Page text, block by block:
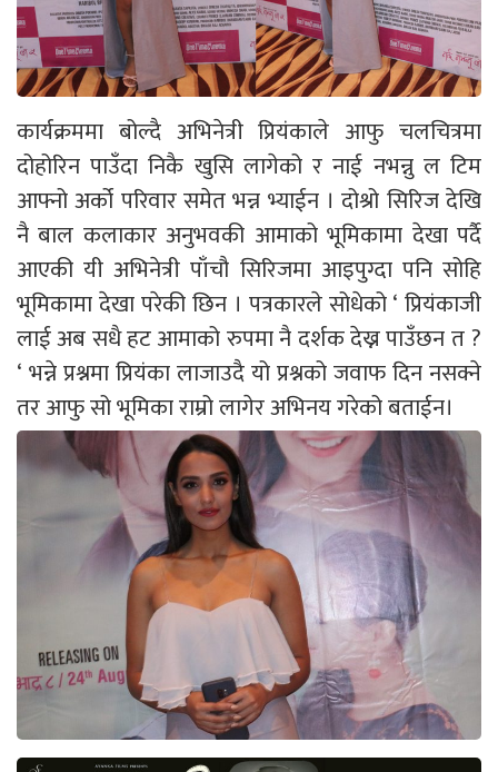
कार्यक्रममा बोल्दै अभिनेत्री प्रियंकाले आफु चलचित्रमा
दोहोरिन पाउँदा निकै खुसि लागेको र नाई नभन्नु ल टिम
आफ्नो अर्को परिवार समेत भन्न भ्याईन । दोश्रो सिरिज देखि
नै बाल कलाकार अनुभवकी आमाको भूमिकामा देखा पर्दै
आएकी यी अभिनेत्री पाँचौ सिरिजमा आइपुग्दा पनि सोहि
भूमिकामा देखा परेकी छिन । पत्रकारले सोधेको ‘ प्रियंकाजी
लाई अब सधै हट आमाको रुपमा नै दर्शक देख्न पाउँछन त ?
‘ भन्ने प्रश्नमा प्रियंका लाजाउदै यो प्रश्नको जवाफ दिन नसक्ने
तर आफु सो भूमिका राम्रो लागेर अभिनय गरेको बताईन।